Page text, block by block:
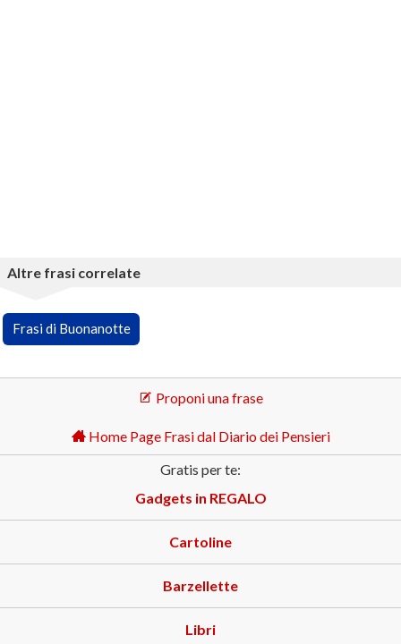
Altre frasi correlate
Frasi di Buonanotte
Proponi una frase
Home Page Frasi dal Diario dei Pensieri
Gratis per te:
Gadgets in REGALO
Cartoline
Barzellette
Libri